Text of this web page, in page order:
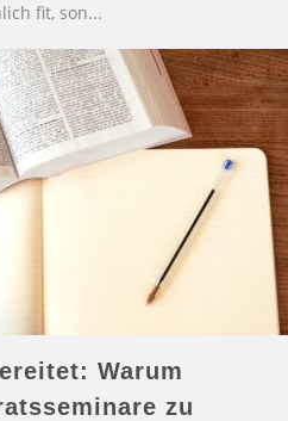
fit, son...
Warum
zu